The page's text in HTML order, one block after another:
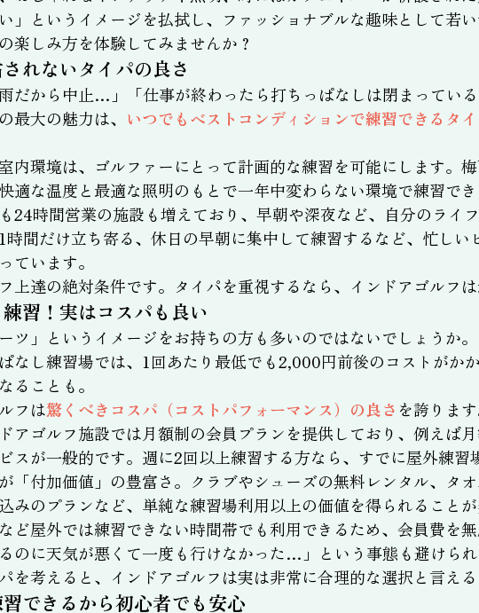
」というイメージを払拭し、ファッショナブルな趣味として若
楽しみ方を体験してみませんか？
れないタイパの良さ
雨だから中止…」「仕事が終わったら打ちっぱなしは閉まってい
最大の魅力は、 いつでもベストコンディションで練習できるタ
内環境は、ゴルファーにとって計画的な練習を可能にします。
適な温度と最適な照明のもとで一年中変わらない環境で練習で
24時間営業の施設も増えており、早朝や深夜など、自分のライ
時間だけ立ち寄る、休日の早朝に集中して練習するなど、忙し
ています。
上達の絶対条件です。タイパを重視するなら、インドアゴルフ
習！実はコスパも良い
ツ」というイメージをお持ちの方も多いのではないでしょうか。
なし練習場では、1回あたり最低でも2,000円前後のコストがか
ることも。
フは驚くべきコスパ（コストパフォーマンス）の良さ を誇りま
アゴルフ施設では月額制の会員プランを提供しており、例えば
スが一般的です。週に2回以上練習する方なら、すでに屋外練
「付加価値」の豊富さ。クラブやシューズの無料レンタル、タ
みのプランなど、単純な練習場利用以上の価値を得られること
ど屋外では練習できない時間帯でも利用できるため、会員費を
るのに天気が悪くて一度も行けなかった…」という事態も避けら
を考えると、インドアゴルフは実は非常に合理的な選択と言え
できるから初心者でも安心